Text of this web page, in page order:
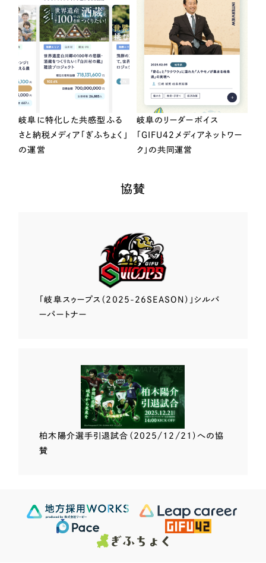
岐阜に特化した共感型ふる
さと納税メディア「ぎふちょく」
の運営
岐阜のリーダーボイス
「GIFU42メディアネットワー
ク」の共同運営
協賛
「岐阜スゥープス （2025-26SEASON）」 シルバ
ーパートナー
柏木陽介選手引退試合（2025/12/21）への協
賛